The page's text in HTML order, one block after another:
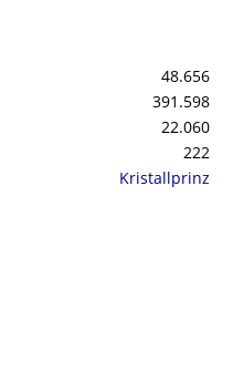
48.656
391.598
22.060
222
Kristallprinz